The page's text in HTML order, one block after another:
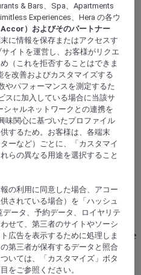
Airport
Mercure Strasbourg
Entzheim Airport and the
family atmosphere by the fireplace
Discover modern and
Gourmandes restaurant. Our
180 people. You can also enjoy
& Bars、Spa、Apartments
Experiences、Hera の各ウ
Accor）およびそのパートナー
に情報を保存またはアクセスす
イトを運営し、お客様がリクエ
（これを拒否することはできま
改善およびカスタマイズする
やパフォーマンスを測定するた
スに加入している場合に当該サ
ャルネットワークとの連携を
味関心に基づいたプロファイル
するため。お客様は、各端末
ーなど）ごとに、「カスタマイ
らの異なる用途を選択すること
の利用に同意した場合、アコー
されている場合）を「ハッシュ
ータ、予約データ、ロイヤリテ
せて、第三者のサイトやソーシ
広告を表示するために処理しま
第三者が保有するデータと照合
いては、「カスタマイズ」ボタ
をご参照ください。